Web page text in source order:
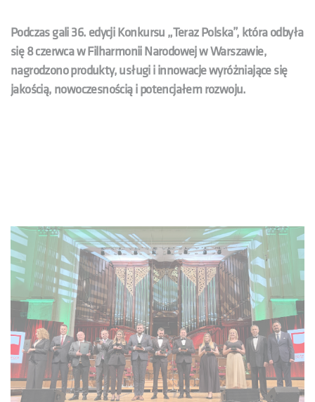
Podczas gali 36. edycji Konkursu „Teraz Polska”, która odbyła
się 8 czerwca w Filharmonii Narodowej w Warszawie,
nagrodzono produkty, usługi i innowacje wyróżniające się
jakością, nowoczesnością i potencjałem rozwoju.